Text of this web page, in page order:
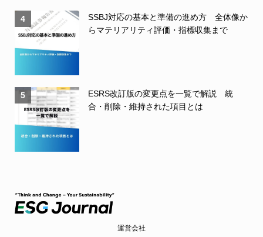
4
SSBJ対応の基本と準備の進め方 全体像か
らマテリアリティ評価・指標収集まで
5
ESRS改訂版の変更点を一覧で解説 統
合・削除・維持された項目とは
運営会社